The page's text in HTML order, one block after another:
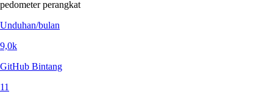
pedometer perangkat
Unduhan/bulan
9,0k
GitHub Bintang
11